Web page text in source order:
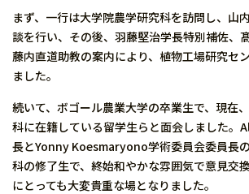
まず、一行は大学院農学研究科を訪問し、山
談を行い、その後、羽藤堅治学長特別補佐、
藤内直道助教の案内により、植物工場研究セ
ました。
続いて、ボゴール農業大学の卒業生で、現在
科に在籍している留学生らと面会しました
長とYonny Koesmaryono学術委員会委員長
科の修了生で、終始和やかな雰囲気で意見交
にとっても大変貴重な場となりました。